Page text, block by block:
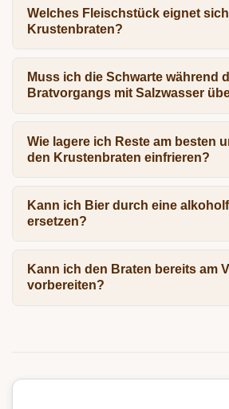
Welches Fleischstück eignet
Krustenbraten?
Muss ich die Schwarte während
Bratvorgangs mit Salzwasser
Wie lagere ich Reste am besten
den Krustenbraten einfrieren?
Kann ich Bier durch eine
ersetzen?
Kann ich den Braten bereits am
vorbereiten?